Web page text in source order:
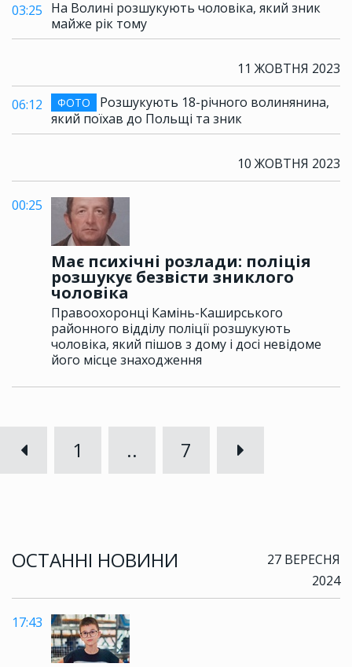
ОСТАННІ НОВИНИ
27 ВЕРЕСНЯ
2024
17:43
03:25 На Волині розшукують чоловіка, який зник
майже рік тому
11 ЖОВТНЯ 2023
06:12 ФОТО
Розшукують 18-річного волинянина,
який поїхав до Польщі та зник
10 ЖОВТНЯ 2023
00:25
Має психічні розлади: поліція
розшукує безвісти зниклого
чоловіка
Правоохоронці Камінь-Каширського
районного відділу поліції розшукують
чоловіка, який пішов з дому і досі невідоме
його місце знаходження
1 .. 7